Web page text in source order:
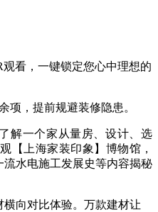
观看，一键锁定您心中理想的
项，提前规避装修隐患。
解一个家从量房、设计、选
【上海家装印象】博物馆，
水电施工发展史等内容揭秘
横向对比体验。万款建材让